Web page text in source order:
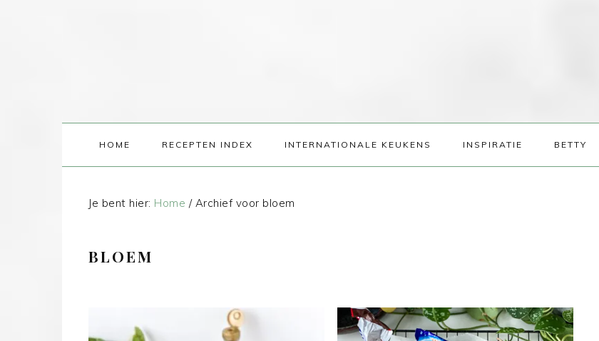
HOME RECEPTEN INDEX INTERNATIONALE KEUKENS INSPIRATIE BETTY
Je bent hier: Home /Archief voor bloem
BLOEM